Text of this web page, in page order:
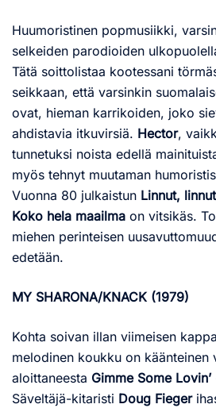
Huumoristinen popmusiikki,
selkeiden parodioiden
Tätä soittolistaa kootessani
seikkaan, että varsinkin
ovat, hieman karrikoiden, joko
ahdistavia itkuvirsiä. Hector,
tunnetuksi noista edellä
myös tehnyt muutaman
Vuonna 80 julkaistun Linnut, linnut
Koko hela maailma on vitsikäs.
miehen perinteisen
edetään.
MY SHARONA/KNACK (1979)
Kohta soivan illan viimeisen
melodinen koukku on käänteinen
aloittaneesta Gimme Some Lovin’
Säveltäjä-kitaristi Doug Fieger